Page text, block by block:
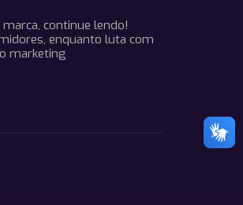
continue lendo!
enquanto luta com
marketing